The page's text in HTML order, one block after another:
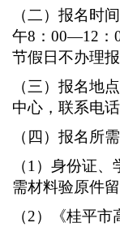
（二）报名时间
午8：00—12：
节假日不办理报
（三 ）报名地点
中心 ，联系电话
（ 四 ）报名所
（1）身份证、
需材料验原件
（2）《桂平市